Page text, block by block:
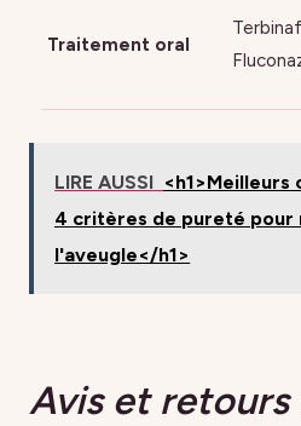
Traitement oral
LIRE AUSSI
4 critères de pureté pour
l'aveugle</h1>
Avis et retours